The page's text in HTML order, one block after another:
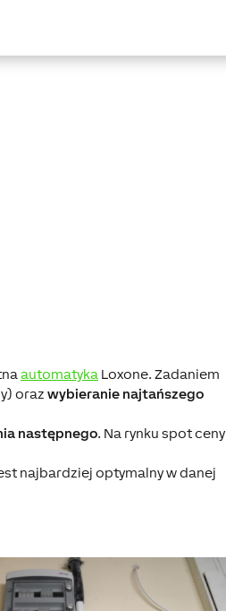
automatyka Loxone. Zadaniem
oraz wybieranie najtańszego
następnego. Na rynku spot ceny
najbardziej optymalny w danej